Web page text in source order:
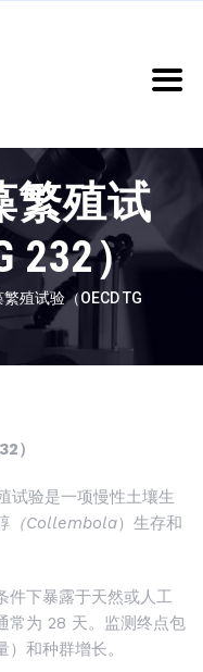
繁殖试
232）
殖试验（OECD TG
）
试验是一项慢性土壤生
（Collembola）生存和
件下暴露于天然或人工
常为 28 天。监测终点包
和种群增长。